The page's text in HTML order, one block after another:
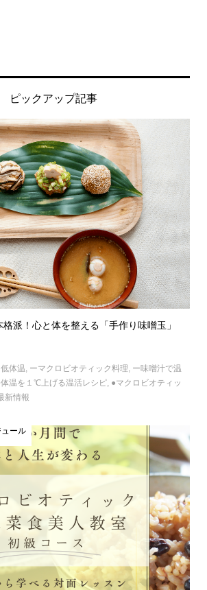
ピックアップ記事
派！心と体を整える「手作り味噌玉」
体温, ーマクロビオティック料理, ー味噌汁で温
温を１℃上げる温活レシピ, ●マクロビオティッ
新情報
ール